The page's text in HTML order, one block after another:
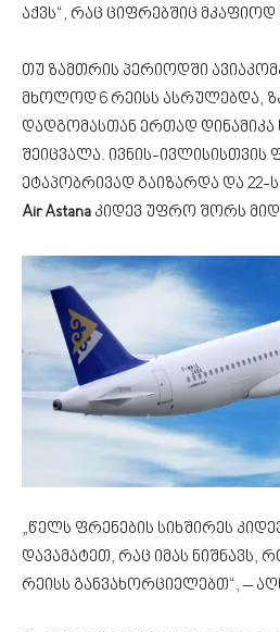
აქვს“, რაც ციფრებშიც მკაფიოდ
თუ ზამთრის პერიოდში
მხოლოდ 6 რეისს ასრულებდა,
დადგომასთან ერთად
შეიცვალა. ივნის-
ეტაპობრივად გაიზარდა და 22-
Air Astana კიდევ უფრო შორს
„წელს ფრენების სიხშირეს
დავამატეთ, რაც იმას ნიშნავს,
რეისს განვახორციელებთ“, –